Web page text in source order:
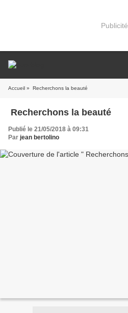
Publicité
Accueil » Recherchons la beauté
Recherchons la beauté
Publié le 21/05/2018 à 09:31
Par jean bertolino